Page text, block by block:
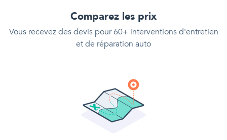
Comparez les prix
Vous recevez des devis pour 60+ interventions d'entretien
et de réparation auto